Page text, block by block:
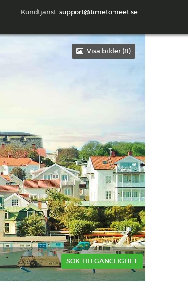
Kundtjänst: support@timetomeet.se
Visa bilder (8)
SÖK TILLGÄNGLIGHET